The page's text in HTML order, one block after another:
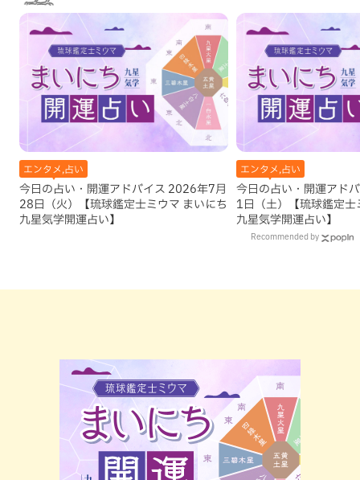
エンタメ,占い
今日の占い・開運アドバイス 2026年7月
28日（火）【琉球鑑定士ミウマ まいにち
九星気学開運占い】
エンタメ,占い
今日の占い・開運アド
1日（土）【琉球鑑定士
九星気学開運占い】
Recommended by